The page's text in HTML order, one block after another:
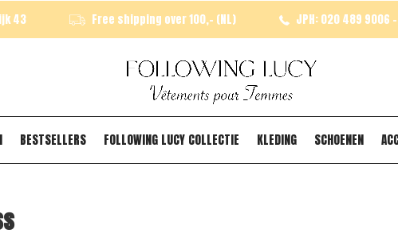
BESTSELLERS FOLLOWING LUCY COLLECTIE KLEDING SCHOENEN
43 Free shipping over 100,- (NL) JPH: 020 489 9006 -